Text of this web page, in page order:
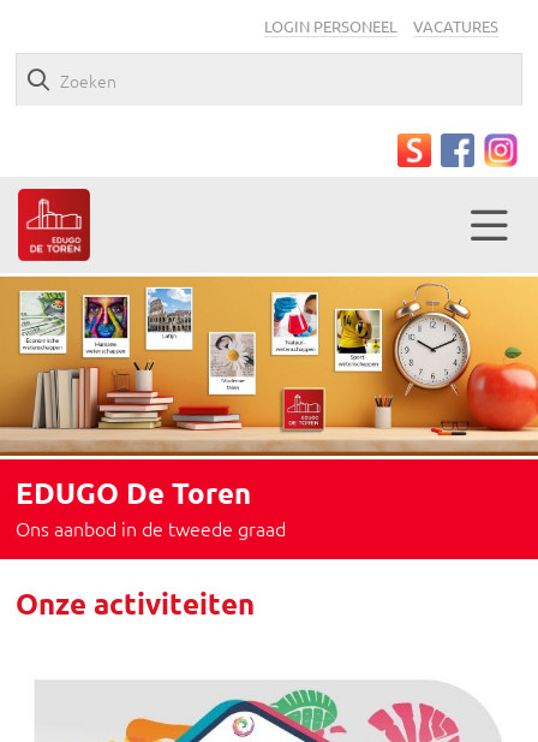
LOGIN PERSONEEL VACATURES
EDUGO De Toren
Ons aanbod in de tweede graad
Onze activiteiten